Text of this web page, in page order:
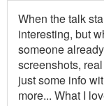
When the talk
interesting, but
someone
screenshots,
just some info
more... What I